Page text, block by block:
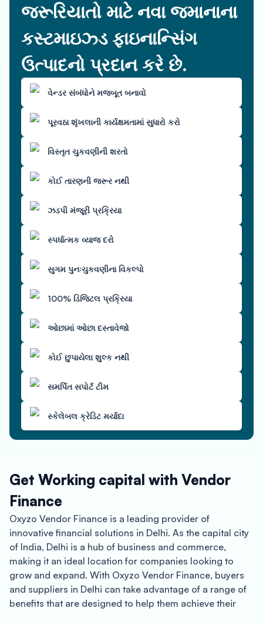
જરૂરિયાતો માટે નવા જમાનાના
કસ્ટમાઇઝ્ડ ફાઇનાન્સિંગ
ઉત્પાદનો પ્રદાન કરે છે.
વેન્ડર સંબંધોને મજબૂત બનાવો
પૂરવઠા શૃંખલાની કાર્યક્ષમતામાં સુધારો કરો
વિસ્તૃત ચુકવણીની શરતો
કોઈ તારણની જરૂર નથી
ઝડપી મંજૂરી પ્રક્રિયા
સ્પર્ધાત્મક વ્યાજ દરો
સુગમ પુનઃચુકવણીના વિકલ્પો
100% ડિજિટલ પ્રક્રિયા
ઓછામાં ઓછા દસ્તાવેજો
કોઈ છુપાયેલા શુલ્ક નથી
સમર્પિત સપોર્ટ ટીમ
સ્કેલેબલ ક્રેડિટ મર્યાદા
Get Working capital with Vendor
Finance
Oxyzo Vendor Finance is a leading provider of
innovative financial solutions in Delhi. As the capital city
of India, Delhi is a hub of business and commerce,
making it an ideal location for companies looking to
grow and expand. With Oxyzo Vendor Finance, buyers
and suppliers in Delhi can take advantage of a range of
benefits that are designed to help them achieve their